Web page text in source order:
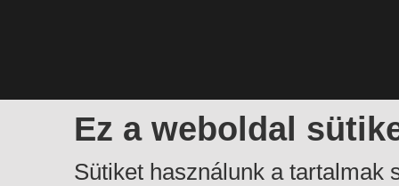
Ez a weboldal
Sütiket használunk a tartalmak